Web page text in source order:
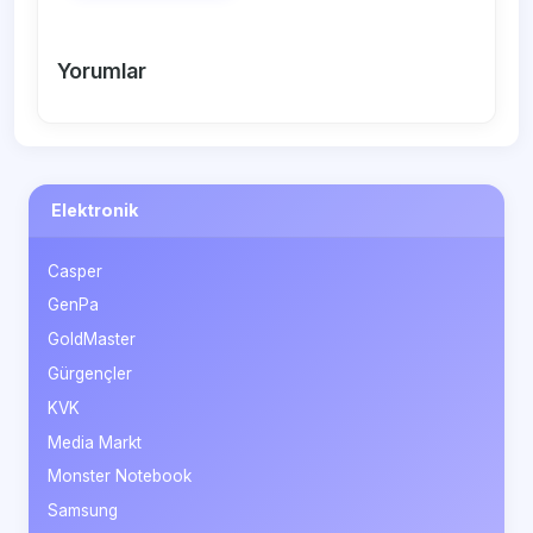
Yorumlar
Elektronik
Casper
GenPa
GoldMaster
Gürgençler
KVK
Media Markt
Monster Notebook
Samsung